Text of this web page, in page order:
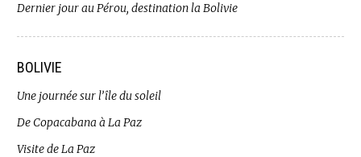
Dernier jour au Pérou, destination la Bolivie
BOLIVIE
Une journée sur l’île du soleil
De Copacabana à La Paz
Visite de La Paz